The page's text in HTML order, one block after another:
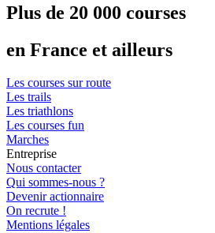
Plus de 20 000 courses
en France et ailleurs
Les courses sur route
Les trails
Les triathlons
Les courses fun
Marches
Entreprise
Nous contacter
Qui sommes-nous ?
Devenir actionnaire
On recrute !
Mentions légales